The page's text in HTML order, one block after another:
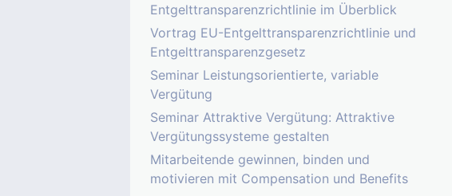
Entgelttransparenzrichtlinie im Überblick
Vortrag EU-Entgelttransparenzrichtlinie und
Entgelttransparenzgesetz
Seminar Leistungsorientierte, variable
Vergütung
Seminar Attraktive Vergütung: Attraktive
Vergütungssysteme gestalten
Mitarbeitende gewinnen, binden und
motivieren mit Compensation und Benefits